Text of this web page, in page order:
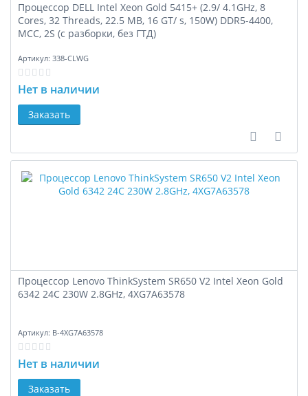
Процессор DELL Intel Xeon Gold 5415+ (2.9/ 4.1GHz, 8
Cores, 32 Threads, 22.5 MB, 16 GT/ s, 150W) DDR5-4400,
MCC, 2S (с разборки, без ГТД)
Артикул: 338-CLWG
Нет в наличии
Заказать
В В
Процессор Lenovo ThinkSystem SR650 V2 Intel Xeon Gold
6342 24C 230W 2.8GHz, 4XG7A63578
Артикул: B-4XG7A63578
Нет в наличии
Заказать